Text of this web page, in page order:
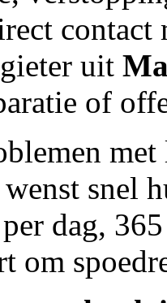
uit
of
wenst snel
dag,
om